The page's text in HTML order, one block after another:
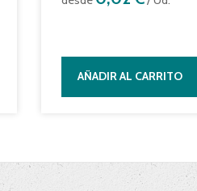
AÑADIR AL CARRITO